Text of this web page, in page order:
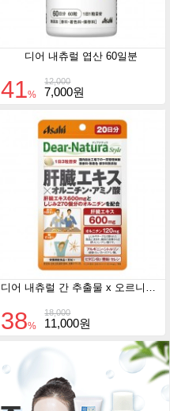
디어 내츄럴 엽산 60일분
12,000
41% 7,000원
18,000
38% 11,000원